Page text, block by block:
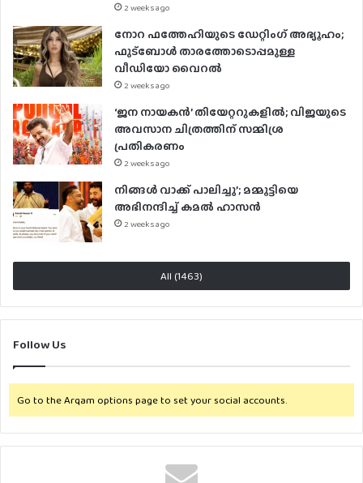
2 weeks ago
നോറ ഫത്തേഹിയുടെ ഡേറ്റിംഗ് അഭ്യൂഹം;
ഫുട്ബോൾ താരത്തോടൊപ്പമുള്ള
വീഡിയോ വൈറൽ
2 weeks ago
‘ജന നായകൻ’ തിയേറ്ററുകളിൽ; വിജയുടെ
അവസാന ചിത്രത്തിന് സമ്മിശ്ര
പ്രതികരണം
2 weeks ago
നിങ്ങൾ വാക്ക് പാലിച്ചു’; മമ്മൂട്ടിയെ
അഭിനന്ദിച്ച് കമൽ ഹാസൻ
2 weeks ago
All (1463)
Follow Us
Go to the Arqam options page to set your social accounts.